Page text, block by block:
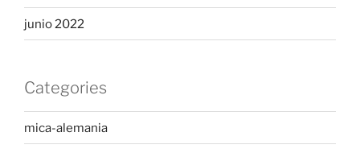
junio 2022
Categories
mica-alemania